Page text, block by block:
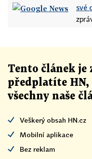
své
Tento článek je
předplatíte HN,
všechny naše
Veškerý obsah HN.cz
Mobilní aplikace
Bez reklam